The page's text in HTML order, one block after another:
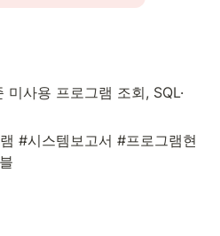
사용 프로그램 조회, SQL·
#시스템보고서 #프로그램현